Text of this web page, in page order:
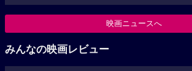
映画ニュースへ
みんなの映画レビュー